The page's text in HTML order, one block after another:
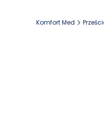
Komfort Med